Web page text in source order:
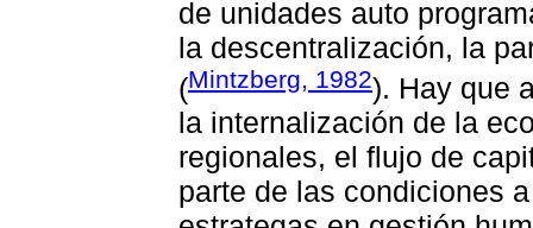
de unidades auto
la descentralización, la
(Mintzberg, 1982). Hay que
la internalización de la
regionales, el flujo de
parte de las condiciones